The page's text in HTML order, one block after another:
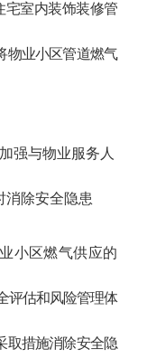
宅室内装饰装修管
物业小区管道燃气
强与物业服务人
消除安全隐患
小区燃气供应的
评估和风险管理体
取措施消除安全隐